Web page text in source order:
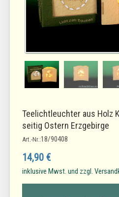
Teelichtleuchter aus Holz
seitig Ostern Erzgebirge
Art.-Nr.:18/90408
14,90 €
inklusive Mwst. und zzgl.